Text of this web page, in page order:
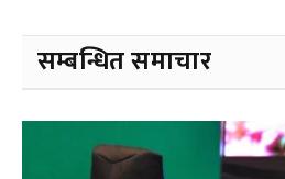
सम्बन्धित समाचार